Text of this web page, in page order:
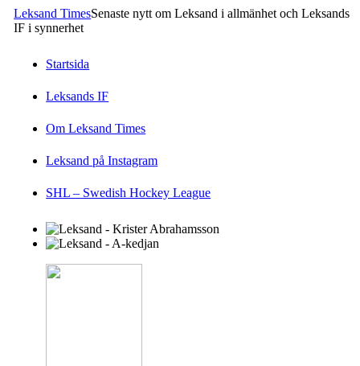
Leksand TimesSenaste nytt om Leksand i allmänhet och Leksands
IF i synnerhet
Startsida
Leksands IF
Om Leksand Times
Leksand på Instagram
SHL – Swedish Hockey League